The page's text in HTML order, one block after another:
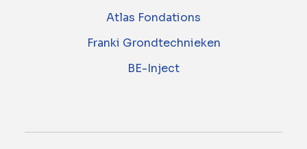
Atlas Fondations
Franki Grondtechnieken
BE-Inject